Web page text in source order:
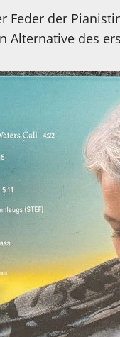
Feder der
Alternative des